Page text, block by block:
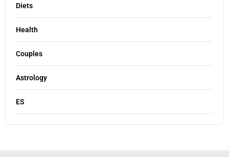
Diets
Health
Couples
Astrology
ES